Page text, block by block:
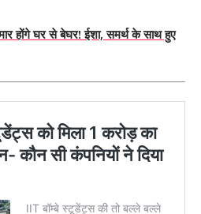
होंगे घर से बेघर! ईशा, समर्थ के साथ हुए